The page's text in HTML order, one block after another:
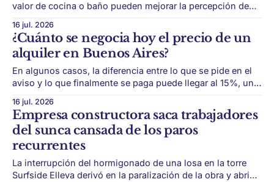
valor de cocina o baño pueden mejorar la percepción de
propiedad más rápido no siempre exige una reforma
integral. En muchos casos, pequeñas mejoras bien
pensadas pueden cambiar la primera impresión del
comprador
16 jul. 2026
¿Cuánto se negocia hoy el precio de un
alquiler en Buenos Aires?
En algunos casos, la diferencia entre lo que se pide en el
aviso y lo que finalmente se paga puede llegar al 15%, una
mercado de alquileres empieza a mostrar una dinámica
distinta. Después de años en los que
16 jul. 2026
Empresa constructora saca trabajadores
del sunca cansada de los paros
recurrentes
La interrupción del hormigonado de una losa en la torre
Surfside Elleva derivó en la paralización de la obra y abrió